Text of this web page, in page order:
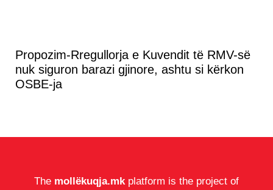
Propozim-Rregullorja e Kuvendit të RMV-së
nuk siguron barazi gjinore, ashtu si kërkon
OSBE-ja
The mollëkuqja.mkplatform is the project of